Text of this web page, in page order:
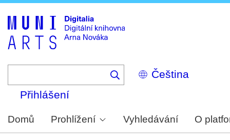
Select
your
Přihlášení
Domů Prohlížení Vyhledávání O